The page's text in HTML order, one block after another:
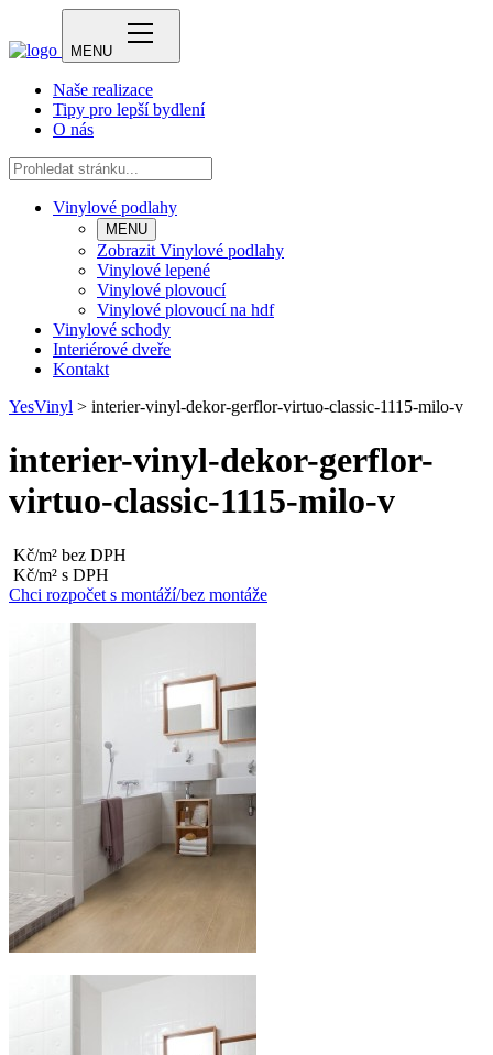
MENU
Naše realizace
Tipy pro lepší bydlení
O nás
Vinylové podlahy
MENU
Zobrazit Vinylové podlahy
Vinylové lepené
Vinylové plovoucí
Vinylové plovoucí na hdf
Vinylové schody
Interiérové dveře
Kontakt
YesVinyl > interier-vinyl-dekor-gerflor-virtuo-classic-1115-milo-v
interier-vinyl-dekor-gerflor-
virtuo-classic-1115-milo-v
Kč/m² bez DPH
Kč/m² s DPH
Chci rozpočet s montáží/bez montáže